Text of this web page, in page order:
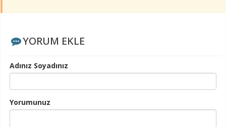
YORUM EKLE
Adınız Soyadınız
Yorumunuz